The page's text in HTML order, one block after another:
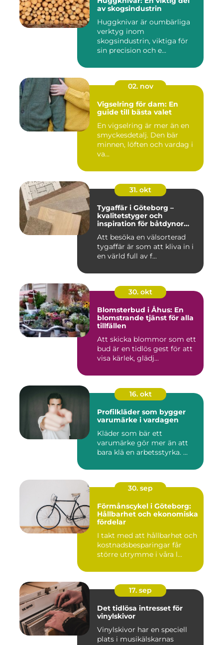
av skogsindustrin
Huggknivar är oumbärliga
verktyg inom
skogsindustrin, viktiga för
sin precision och e...
02. nov
Vigselring för dam: En
guide till bästa valet
En vigselring är mer än en
smyckesdetalj. Den bär
minnen, löften och vardag i
va...
31. okt
Tygaffär i Göteborg –
kvalitetstyger och
inspiration för båtdynor
Att besöka en välsorterad
tygaffär är som att kliva in i
en värld full av f...
30. okt
Blomsterbud i Åhus: En
blomstrande tjänst för alla
tillfällen
Att skicka blommor som ett
bud är en tidlös gest för att
visa kärlek, glädj...
16. okt
Profilkläder som bygger
varumärke i vardagen
Kläder som bär ett
varumärke gör mer än att
bara klä en arbetsstyrka. ...
30. sep
Förmånscykel i Göteborg:
Hållbarhet och ekonomiska
fördelar
I takt med att hållbarhet och
kostnadsbesparingar får
större utrymme i våra l...
17. sep
Det tidlösa intresset för
vinylskivor
Vinylskivor har en speciell
plats i musikälskarnas